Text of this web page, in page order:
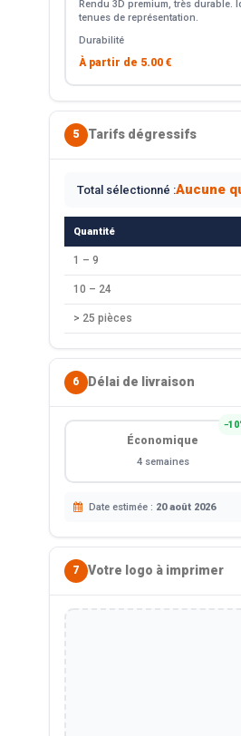
Rendu 3D premium, très durable.
tenues de représentation.
Durabilité
À partir de 5.00 €
5 Tarifs dégressifs
Total sélectionné :Aucune
Quantité
1 – 9
10 – 24
> 25 pièces
6 Délai de livraison
Économique
4 semaines
Date estimée : 20 août 2026
7 Votre logo à imprimer